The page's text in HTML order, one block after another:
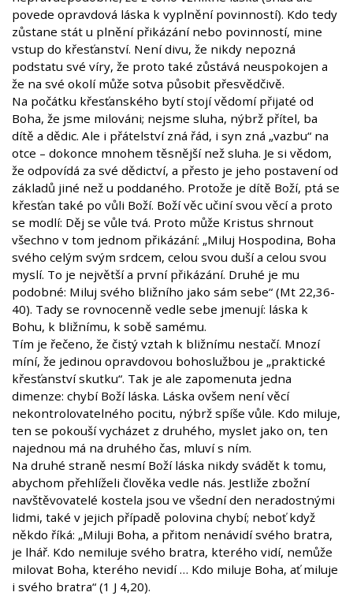
povede opravdová láska k vyplnění povinností). Kdo tedy
zůstane stát u plnění přikázání nebo povinností, mine
vstup do křesťanství. Není divu, že nikdy nepozná
podstatu své víry, že proto také zůstává neuspokojen a
že na své okolí může sotva působit přesvědčivě.
Na počátku křesťanského bytí stojí vědomí přijaté od
Boha, že jsme milováni; nejsme sluha, nýbrž přítel, ba
dítě a dědic. Ale i přátelství zná řád, i syn zná „vazbu“ na
otce – dokonce mnohem těsnější než sluha. Je si vědom,
že odpovídá za své dědictví, a přesto je jeho postavení od
základů jiné než u poddaného. Protože je dítě Boží, ptá se
křesťan také po vůli Boží. Boží věc učiní svou věcí a proto
se modlí: Děj se vůle tvá. Proto může Kristus shrnout
všechno v tom jednom přikázání: „Miluj Hospodina, Boha
svého celým svým srdcem, celou svou duší a celou svou
myslí. To je největší a první přikázání. Druhé je mu
podobné: Miluj svého bližního jako sám sebe“ (Mt 22,36-
40). Tady se rovnocenně vedle sebe jmenují: láska k
Bohu, k bližnímu, k sobě samému.
Tím je řečeno, že čistý vztah k bližnímu nestačí. Mnozí
míní, že jedinou opravdovou bohoslužbou je „praktické
křesťanství skutku“. Tak je ale zapomenuta jedna
dimenze: chybí Boží láska. Láska ovšem není věcí
nekontrolovatelného pocitu, nýbrž spíše vůle. Kdo miluje,
ten se pokouší vycházet z druhého, myslet jako on, ten
najednou má na druhého čas, mluví s ním.
Na druhé straně nesmí Boží láska nikdy svádět k tomu,
abychom přehlíželi člověka vedle nás. Jestliže zbožní
navštěvovatelé kostela jsou ve všední den neradostnými
lidmi, také v jejich případě polovina chybí; neboť když
někdo říká: „Miluji Boha, a přitom nenávidí svého bratra,
je lhář. Kdo nemiluje svého bratra, kterého vidí, nemůže
milovat Boha, kterého nevidí … Kdo miluje Boha, ať miluje
i svého bratra“ (1 J 4,20).